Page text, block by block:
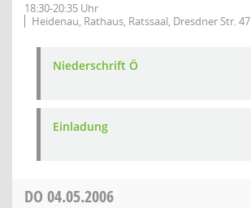
18:30-20:35 Uhr
Heidenau, Rathaus, Ratssaal, Dresdner Str. 47
Niederschrift Ö
Einladung
DO 04.05.2006